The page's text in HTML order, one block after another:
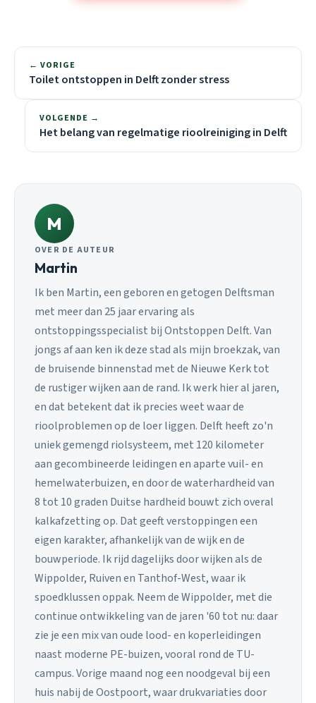
← VORIGE
Toilet ontstoppen in Delft zonder stress
VOLGENDE →
Het belang van regelmatige rioolreiniging in Delft
M
OVER DE AUTEUR
Martin
Ik ben Martin, een geboren en getogen Delftsman
met meer dan 25 jaar ervaring als
ontstoppingsspecialist bij Ontstoppen Delft. Van
jongs af aan ken ik deze stad als mijn broekzak, van
de bruisende binnenstad met de Nieuwe Kerk tot
de rustiger wijken aan de rand. Ik werk hier al jaren,
en dat betekent dat ik precies weet waar de
rioolproblemen op de loer liggen. Delft heeft zo'n
uniek gemengd riolsysteem, met 120 kilometer
aan gecombineerde leidingen en aparte vuil- en
hemelwaterbuizen, en door de waterhardheid van
8 tot 10 graden Duitse hardheid bouwt zich overal
kalkafzetting op. Dat geeft verstoppingen een
eigen karakter, afhankelijk van de wijk en de
bouwperiode. Ik rijd dagelijks door wijken als de
Wippolder, Ruiven en Tanthof-West, waar ik
spoedklussen oppak. Neem de Wippolder, met die
continue ontwikkeling van de jaren '60 tot nu: daar
zie je een mix van oude lood- en koperleidingen
naast moderne PE-buizen, vooral rond de TU-
campus. Vorige maand nog een noodgeval bij een
huis nabij de Oostpoort, waar drukvariaties door